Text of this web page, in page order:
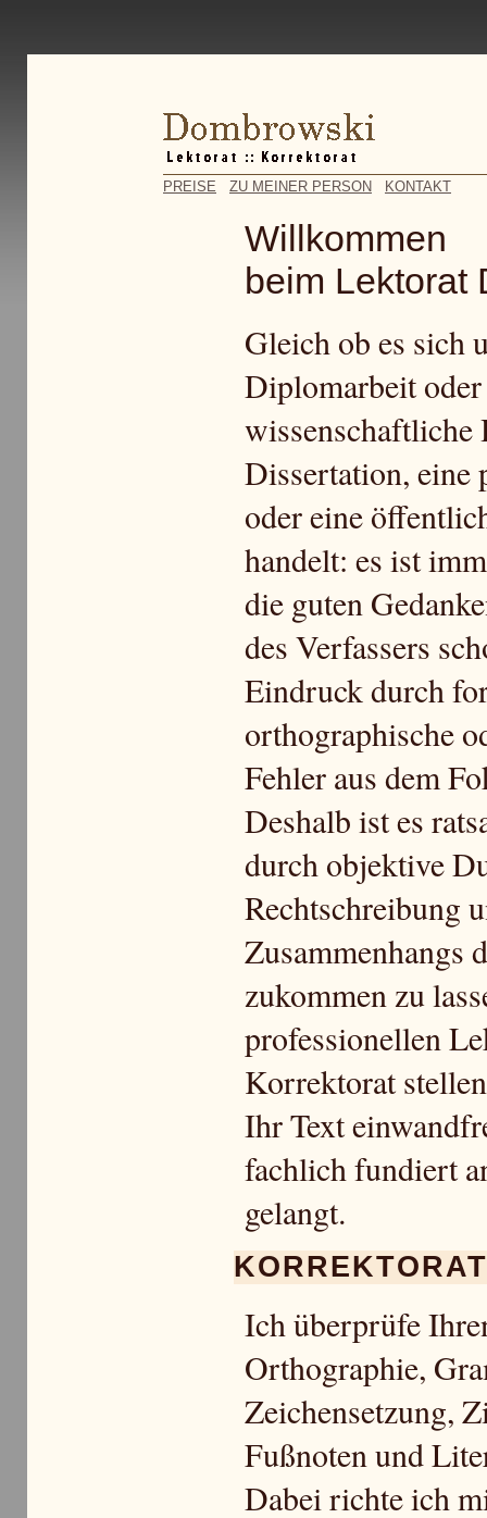
Willkommen
beim Lektorat
Gleich ob es sich
Diplomarbeit
wissenschaftliche
Dissertation, eine
oder eine
handelt: es ist
die guten
des Verfassers
Eindruck durch
orthographische
Fehler aus dem
Deshalb ist es
durch objektive
Rechtschreibung
Zusammenhangs
zukommen zu
professionellen
Korrektorat
Ihr Text
fachlich fundiert
gelangt.
KORREKTORAT
Ich überprüfe
Orthographie,
Zeichensetzung,
Fußnoten und
Dabei richte ich
PREISE ZU MEINER PERSON KONTAKT